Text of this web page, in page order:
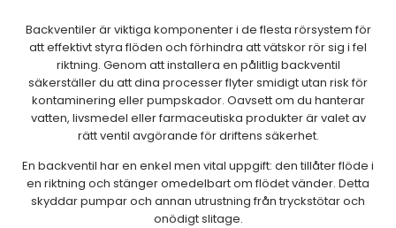
Backventiler är viktiga komponenter i de flesta rörsystem för
att effektivt styra flöden och förhindra att vätskor rör sig i fel
riktning. Genom att installera en pålitlig backventil
säkerställer du att dina processer flyter smidigt utan risk för
kontaminering eller pumpskador. Oavsett om du hanterar
vatten, livsmedel eller farmaceutiska produkter är valet av
rätt ventil avgörande för driftens säkerhet.
En backventil har en enkel men vital uppgift: den tillåter flöde i
en riktning och stänger omedelbart om flödet vänder. Detta
skyddar pumpar och annan utrustning från tryckstötar och
onödigt slitage.